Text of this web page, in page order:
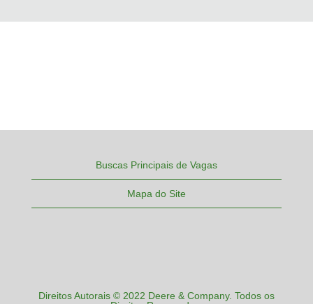
Buscas Principais de Vagas
Mapa do Site
Direitos Autorais © 2022 Deere & Company. Todos os